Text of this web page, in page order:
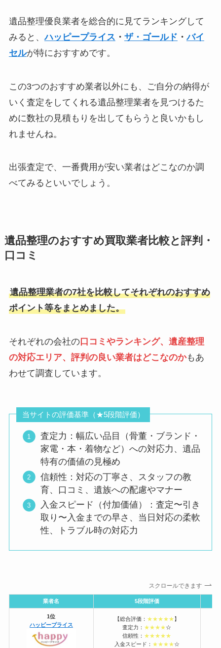
遺品整理優良業者を総合的に見てランキングして
みると、ハッピープライス ・ ザ・ゴールド ・バイ
セルが特におすすめです。
この3つのおすすめ業者以外にも、ご自分の納得が
いく査定をしてくれる遺品整理業者を見つけるた
めに数社の見積もりを出してもらうと良いかもし
れませんね。
出張査定で、一番費用が安い業者はどこなのか調
べてみるといいでしょう。
遺品整理のおすすめ買取業者比較と評判・
口コミ
遺品整理業者の7社を比較してそれぞれのおすすめ
ポイント等をまとめました。
それぞれの会社の口コミやランキング、遺産整理
の対応エリア、評判の良い業者はどこなのかもあ
わせて調査しています。
当サイトの評価基準（★5段階評価）
査定力：幅広い品目（骨董・ブランド・
家電・本・着物など）への対応力、遺品
特有の価値の見極め
信頼性：対応の丁寧さ、スタッフの教
育、口コミ、遺族への配慮やマナー
入金スピード（付加価値）：査定〜引き
取り〜入金までの早さ、当日対応の柔軟
性、トラブル時の対応力
スクロールできます
業者名 5段階評価
1位
ハッピープライス
【総合評価： ★★★★★】
査定力： ★★★★☆
信頼性： ★★★★★
入金スピード： ★★★★☆